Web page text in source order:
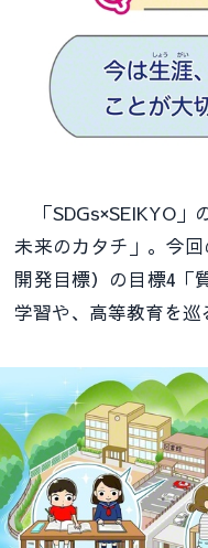
「SDGs×SEIKYO」
未来のカタチ」。今
開発目標）の目標4「
学習や、高等教育を巡